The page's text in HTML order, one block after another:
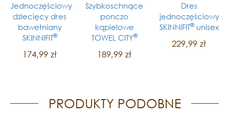
Jednoczęściowy
dziecięcy dres
bawełniany
SKINNIFIT®
174,99 zł
Szybkoschnące
ponczo
kąpielowe
TOWEL CITY®
189,99 zł
Dres
jednoczęściowy
SKINNIFIT®unisex
229,99 zł
PRODUKTY PODOBNE